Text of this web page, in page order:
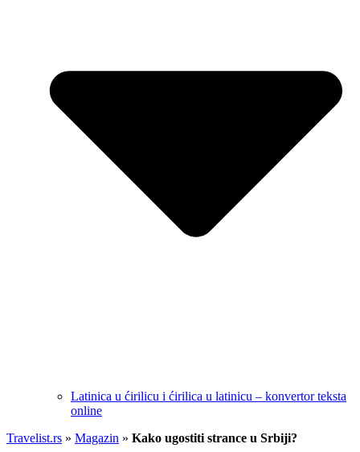
Latinica u ćirilicu i ćirilica u latinicu – konvertor teksta
online
Travelist.rs » Magazin » Kako ugostiti strance u Srbiji?